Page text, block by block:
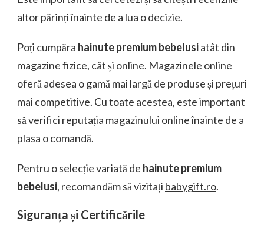
altor părinți înainte de a lua o decizie.
Poți cumpăra hainute premium bebelusiatât din
magazine fizice, cât și online. Magazinele online
oferă adesea o gamă mai largă de produse și prețuri
mai competitive. Cu toate acestea, este important
să verifici reputația magazinului online înainte de a
plasa o comandă.
Pentru o selecție variată de hainute premium
bebelusi, recomandăm să vizitați babygift.ro.
Siguranța și Certificările